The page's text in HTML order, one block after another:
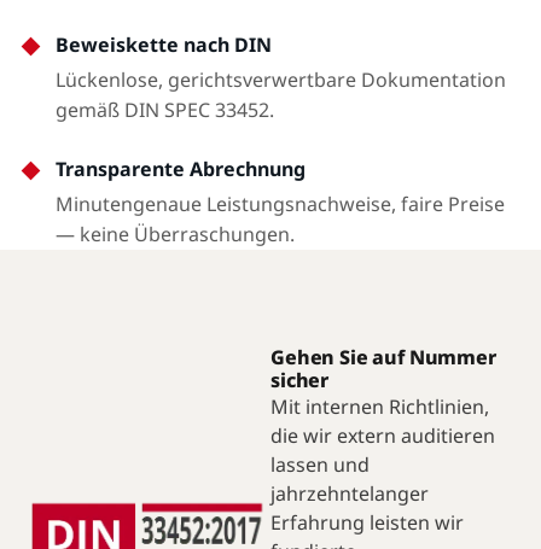
Beweiskette nach DIN
Lückenlose, gerichtsverwertbare Dokumentation
gemäß DIN SPEC 33452.
Transparente Abrechnung
Minutengenaue Leistungsnachweise, faire Preise
— keine Überraschungen.
Gehen Sie auf Nummer
sicher
Mit internen Richtlinien,
die wir extern auditieren
lassen und
jahrzehntelanger
Erfahrung leisten wir